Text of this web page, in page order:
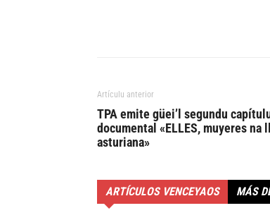
Artículu anterior
TPA emite güei’l segundu
documental «ELLES, muyeres na
asturiana»
ARTÍCULOS VENCEYAOS MÁS